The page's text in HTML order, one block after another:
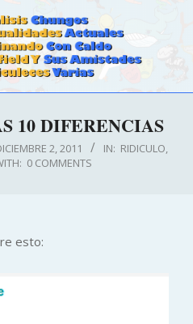
10 DIFERENCIAS
2, 2011 IN: RIDICULO
0 COMMENTS
esto: